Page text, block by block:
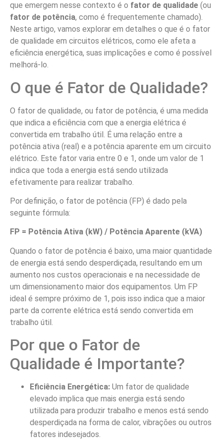
que emergem nesse contexto é o fator de qualidade (ou
fator de potência, como é frequentemente chamado).
Neste artigo, vamos explorar em detalhes o que é o fator
de qualidade em circuitos elétricos, como ele afeta a
eficiência energética, suas implicações e como é possível
melhorá-lo.
O que é Fator de Qualidade?
O fator de qualidade, ou fator de potência, é uma medida
que indica a eficiência com que a energia elétrica é
convertida em trabalho útil. É uma relação entre a
potência ativa (real) e a potência aparente em um circuito
elétrico. Este fator varia entre 0 e 1, onde um valor de 1
indica que toda a energia está sendo utilizada
efetivamente para realizar trabalho.
Por definição, o fator de potência (FP) é dado pela
seguinte fórmula:
FP = Potência Ativa (kW) / Potência Aparente (kVA)
Quando o fator de potência é baixo, uma maior quantidade
de energia está sendo desperdiçada, resultando em um
aumento nos custos operacionais e na necessidade de
um dimensionamento maior dos equipamentos. Um FP
ideal é sempre próximo de 1, pois isso indica que a maior
parte da corrente elétrica está sendo convertida em
trabalho útil.
Por que o Fator de
Qualidade é Importante?
Eficiência Energética: Um fator de qualidade
elevado implica que mais energia está sendo
utilizada para produzir trabalho e menos está sendo
desperdiçada na forma de calor, vibrações ou outros
fatores indesejados.